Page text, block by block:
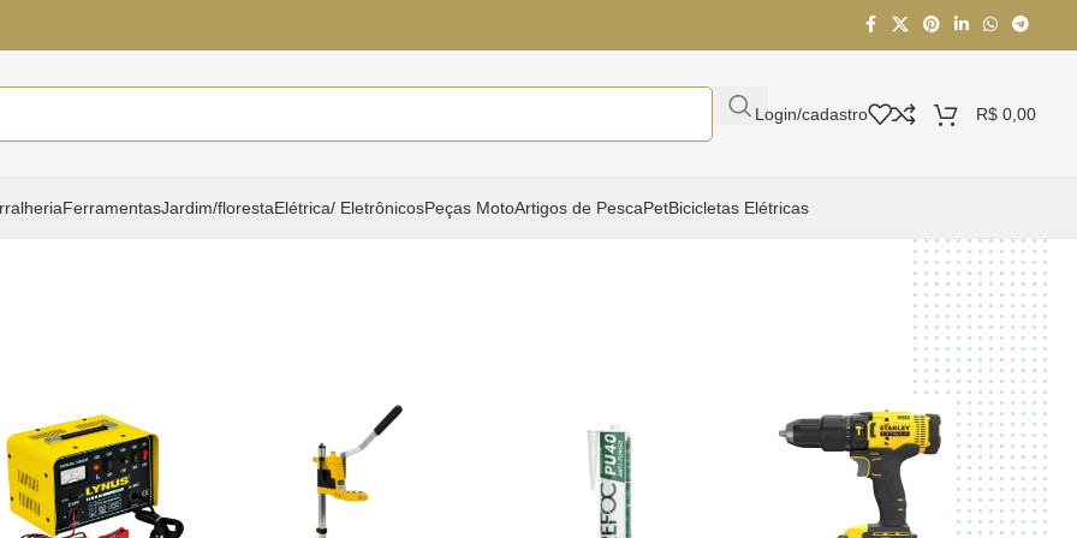
Login/cadastro R$ 0,00
FerramentasJardim/florestaElétrica/ EletrônicosPeças MotoArtigos de PescaPetBicicletas Elétricas